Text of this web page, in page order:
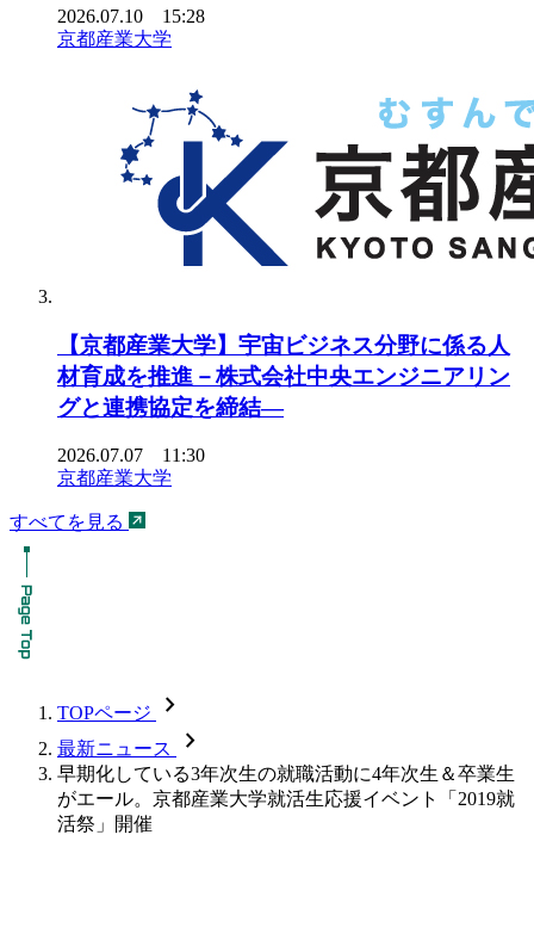
2026.07.10 15:28
京都産業大学
【京都産業大学】宇宙ビジネス分野に係る人
材育成を推進－株式会社中央エンジニアリン
グと連携協定を締結―
2026.07.07 11:30
京都産業大学
すべてを見る
TOPページ chevron_forward
最新ニュース chevron_forward
早期化している3年次生の就職活動に4年次生＆卒業生
がエール。京都産業大学就活生応援イベント「2019就
活祭」開催